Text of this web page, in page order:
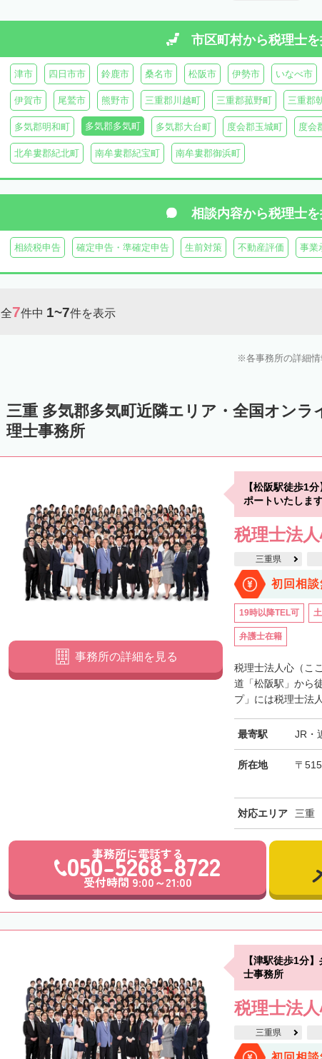
市区町村から税理士
津市 四日市市 鈴鹿市 桑名市 松阪市 伊勢市 いなべ市
伊賀市 尾鷲市 熊野市 三重郡川越町 三重郡菰野町 三重郡
多気郡明和町 多気郡多気町 多気郡大台町 度会郡玉城町 度会
北牟婁郡紀北町 南牟婁郡紀宝町 南牟婁郡御浜町
相談内容から税理士
相続税申告 確定申告・準確定申告 生前対策 不動産評価 事業
全7件中 1~7件を表示
各事務所の詳細
三重 多気郡多気町近隣エリア・全国オンラ
理士事務所
【松阪駅徒歩1
ポートいたしま
税理士法
三重県
初回相
19時以降TEL可
弁護士在籍
税理士法人心（こ
道「松阪駅」から
プ」には税理士法
最寄駅 JR・
所在地 〒
対応エリア 三重
事務所の詳細を見る
事務所に電話する
050-5268-8722
受付時間 9:00～21:00
【津駅徒歩1分
士事務所
税理士法
三重県